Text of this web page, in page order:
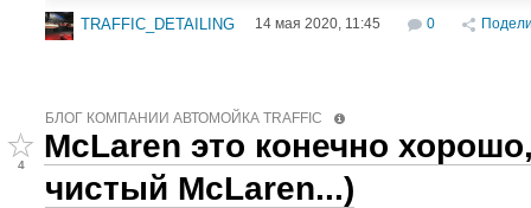
TRAFFIC_DETAILING 14 мая 2020, 11:45 0
БЛОГ КОМПАНИИ АВТОМОЙКА TRAFFIC
4
McLaren это конечно
чистый McLaren...)